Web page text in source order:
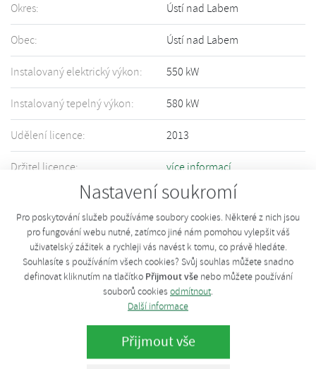
Nastavení soukromí
Pro poskytování služeb používáme soubory cookies. Některé z nich jsou
pro fungování webu nutné, zatímco jiné nám pomohou vylepšit váš
uživatelský zážitek a rychleji vás navést k tomu, co právě hledáte.
Souhlasíte s používáním všech cookies? Svůj souhlas můžete snadno
definovat kliknutím na tlačítko Přijmout všenebo můžete používání
souborů cookies odmítnout.
Další informace
Přijmout vše
Okres: Ústí nad Labem
Obec: Ústí nad Labem
Instalovaný elektrický výkon: 550 kW
Instalovaný tepelný výkon: 580 kW
Udělení licence: 2013
Držitel licence: více informací
Informace o Vašem zařízení nejsou přesné či úplné? Upravte informace
pomocí tohotoformuláře